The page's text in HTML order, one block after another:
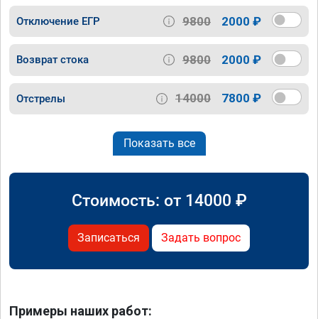
Отключение ЕГР 9800 2000 ₽
Возврат стока 9800 2000 ₽
Отстрелы 14000 7800 ₽
Показать все
Стоимость: от 14000 ₽
Записаться Задать вопрос
Примеры наших работ: